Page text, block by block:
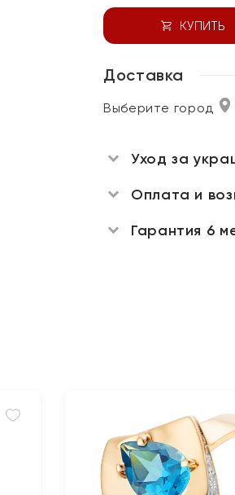
КУПИТЬ
Доставка
Выберите город
Уход за
Оплата и
Гарантия 6